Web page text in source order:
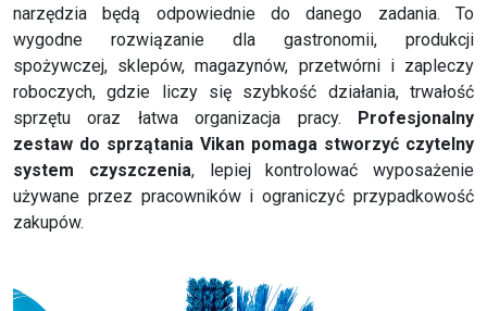
narzędzia będą odpowiednie do danego zadania. To
wygodne rozwiązanie dla gastronomii, produkcji
spożywczej, sklepów, magazynów, przetwórni i zapleczy
roboczych, gdzie liczy się szybkość działania, trwałość
sprzętu oraz łatwa organizacja pracy.
Profesjonalny
zestaw do sprzątania Vikan pomaga stworzyć czytelny
system czyszczenia, lepiej kontrolować wyposażenie
używane przez pracowników i ograniczyć przypadkowość
zakupów.